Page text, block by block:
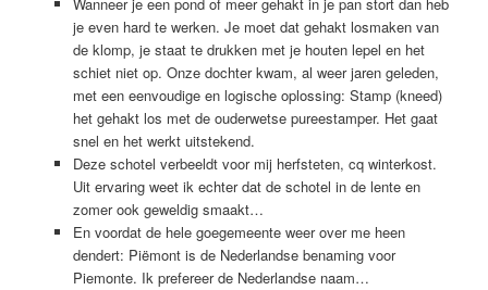
je even hard te werken. Je moet dat gehakt losmaken van
de klomp, je staat te drukken met je houten lepel en het
schiet niet op. Onze dochter kwam, al weer jaren geleden,
met een eenvoudige en logische oplossing: Stamp (kneed)
het gehakt los met de ouderwetse pureestamper. Het gaat
snel en het werkt uitstekend.
Deze schotel verbeeldt voor mij herfsteten, cq winterkost.
Uit ervaring weet ik echter dat de schotel in de lente en
zomer ook geweldig smaakt…
En voordat de hele goegemeente weer over me heen
dendert: Piëmont is de Nederlandse benaming voor
Piemonte. Ik prefereer de Nederlandse naam…